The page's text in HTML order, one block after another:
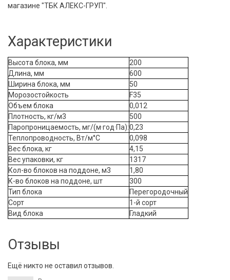
магазине "ТБК АЛЕКС-ГРУП".
Характеристики
Высота блока, мм
200
Длина, мм
600
Ширина блока, мм
50
Морозостойкость
F35
Объем блока
0,012
Плотность, кг/м3
500
Паропроницаемость, мг/(м·год·Па):0,23
Теплопроводность, Вт/м°С
0,098
Вес блока, кг
4,15
Вес упаковки, кг
1317
Кол-во блоков на поддоне, м3
1,80
К-во блоков на поддоне, шт
300
Тип блока
Перегородочный
Сорт
1-й сорт
Вид блока
Гладкий
Отзывы
Ещё никто не оставил отзывов.